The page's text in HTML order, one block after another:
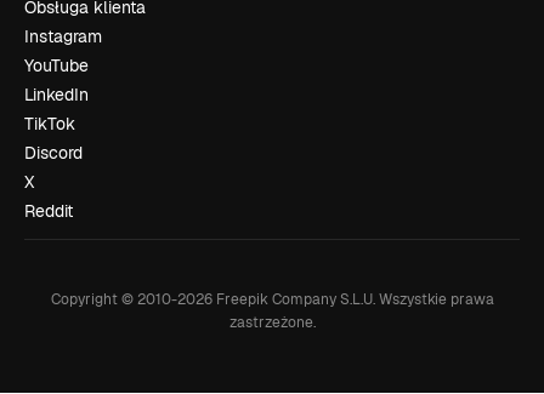
Obsługa klienta
Instagram
YouTube
LinkedIn
TikTok
Discord
X
Reddit
Copyright © 2010-2026Freepik Company S.L.U. Wszystkie prawa
zastrzeżone.